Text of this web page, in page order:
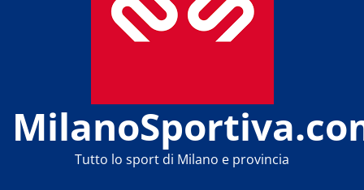
Tutto lo sport di Milano e provincia